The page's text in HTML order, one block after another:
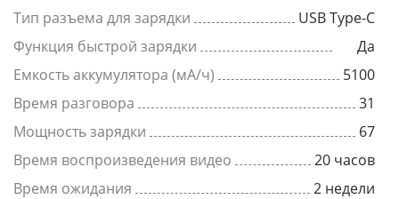
Тип разъема для зарядки
USB Type-C
Функция быстрой зарядки
Да
Емкость аккумулятора (мА/ч)
5100
Время разговора
31
Мощность зарядки
67
Время воспроизведения видео
20 часов
Время ожидания
2 недели